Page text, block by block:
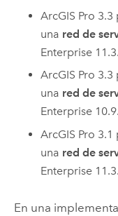
ArcGIS Pro 3.3
una red de
Enterprise 11.3.
ArcGIS Pro 3.3
una red de
Enterprise
ArcGIS Pro 3.1
una red de
Enterprise 11.3.
En una